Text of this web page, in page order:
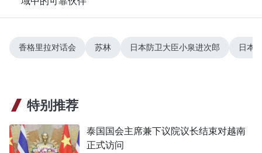
香格里拉对话会 苏林 日本防卫大臣小泉进次郎 日本
特别推荐
泰国国会主席兼下议院议长结束对越南
正式访问